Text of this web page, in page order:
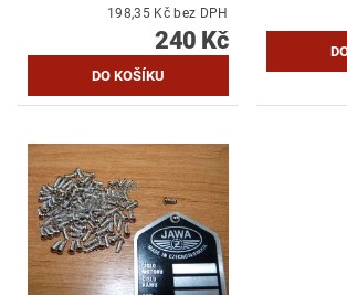
198,35 Kč bez DPH
240 Kč